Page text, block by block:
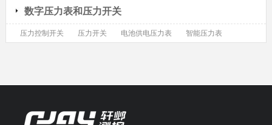
数字压力表和压力开关
压力控制开关 压力开关 电池供电压力表 智能压力表